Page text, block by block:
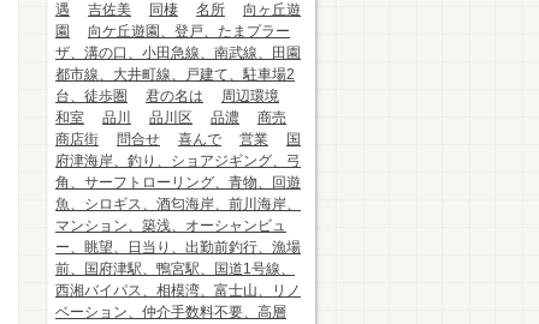
遇
吉佐美 同棲 名所
向ヶ丘遊
園
向ケ丘遊園、登戸、たまプラー
ザ、溝の口、小田急線、南武線、田園
都市線、大井町線、戸建て、駐車場2
台、徒歩圏
君の名は
周辺環境
和室
品川 品川区 品濃
商売
商店街
問合せ 喜んで 営業
国
府津海岸、釣り、ショアジギング、弓
角、サーフトローリング、青物、回遊
魚、シロギス、酒匂海岸、前川海岸、
マンション、築浅、オーシャンビュ
ー、眺望、日当り、出勤前釣行、漁場
前、国府津駅、鴨宮駅、国道1号線、
西湘バイパス、相模湾、富士山、リノ
ベーション、仲介手数料不要、高層